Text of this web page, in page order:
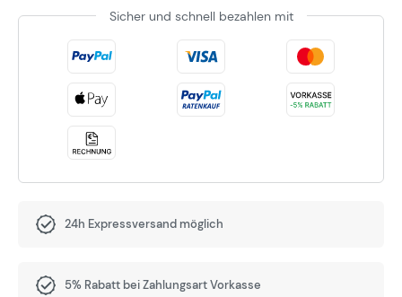
Sicher und schnell bezahlen mit
24h Expressversand möglich
5% Rabatt bei Zahlungsart Vorkasse